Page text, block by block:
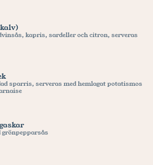
kapris, sardeller och citron, serveras
sparris, serveras med hemlagat potatismos